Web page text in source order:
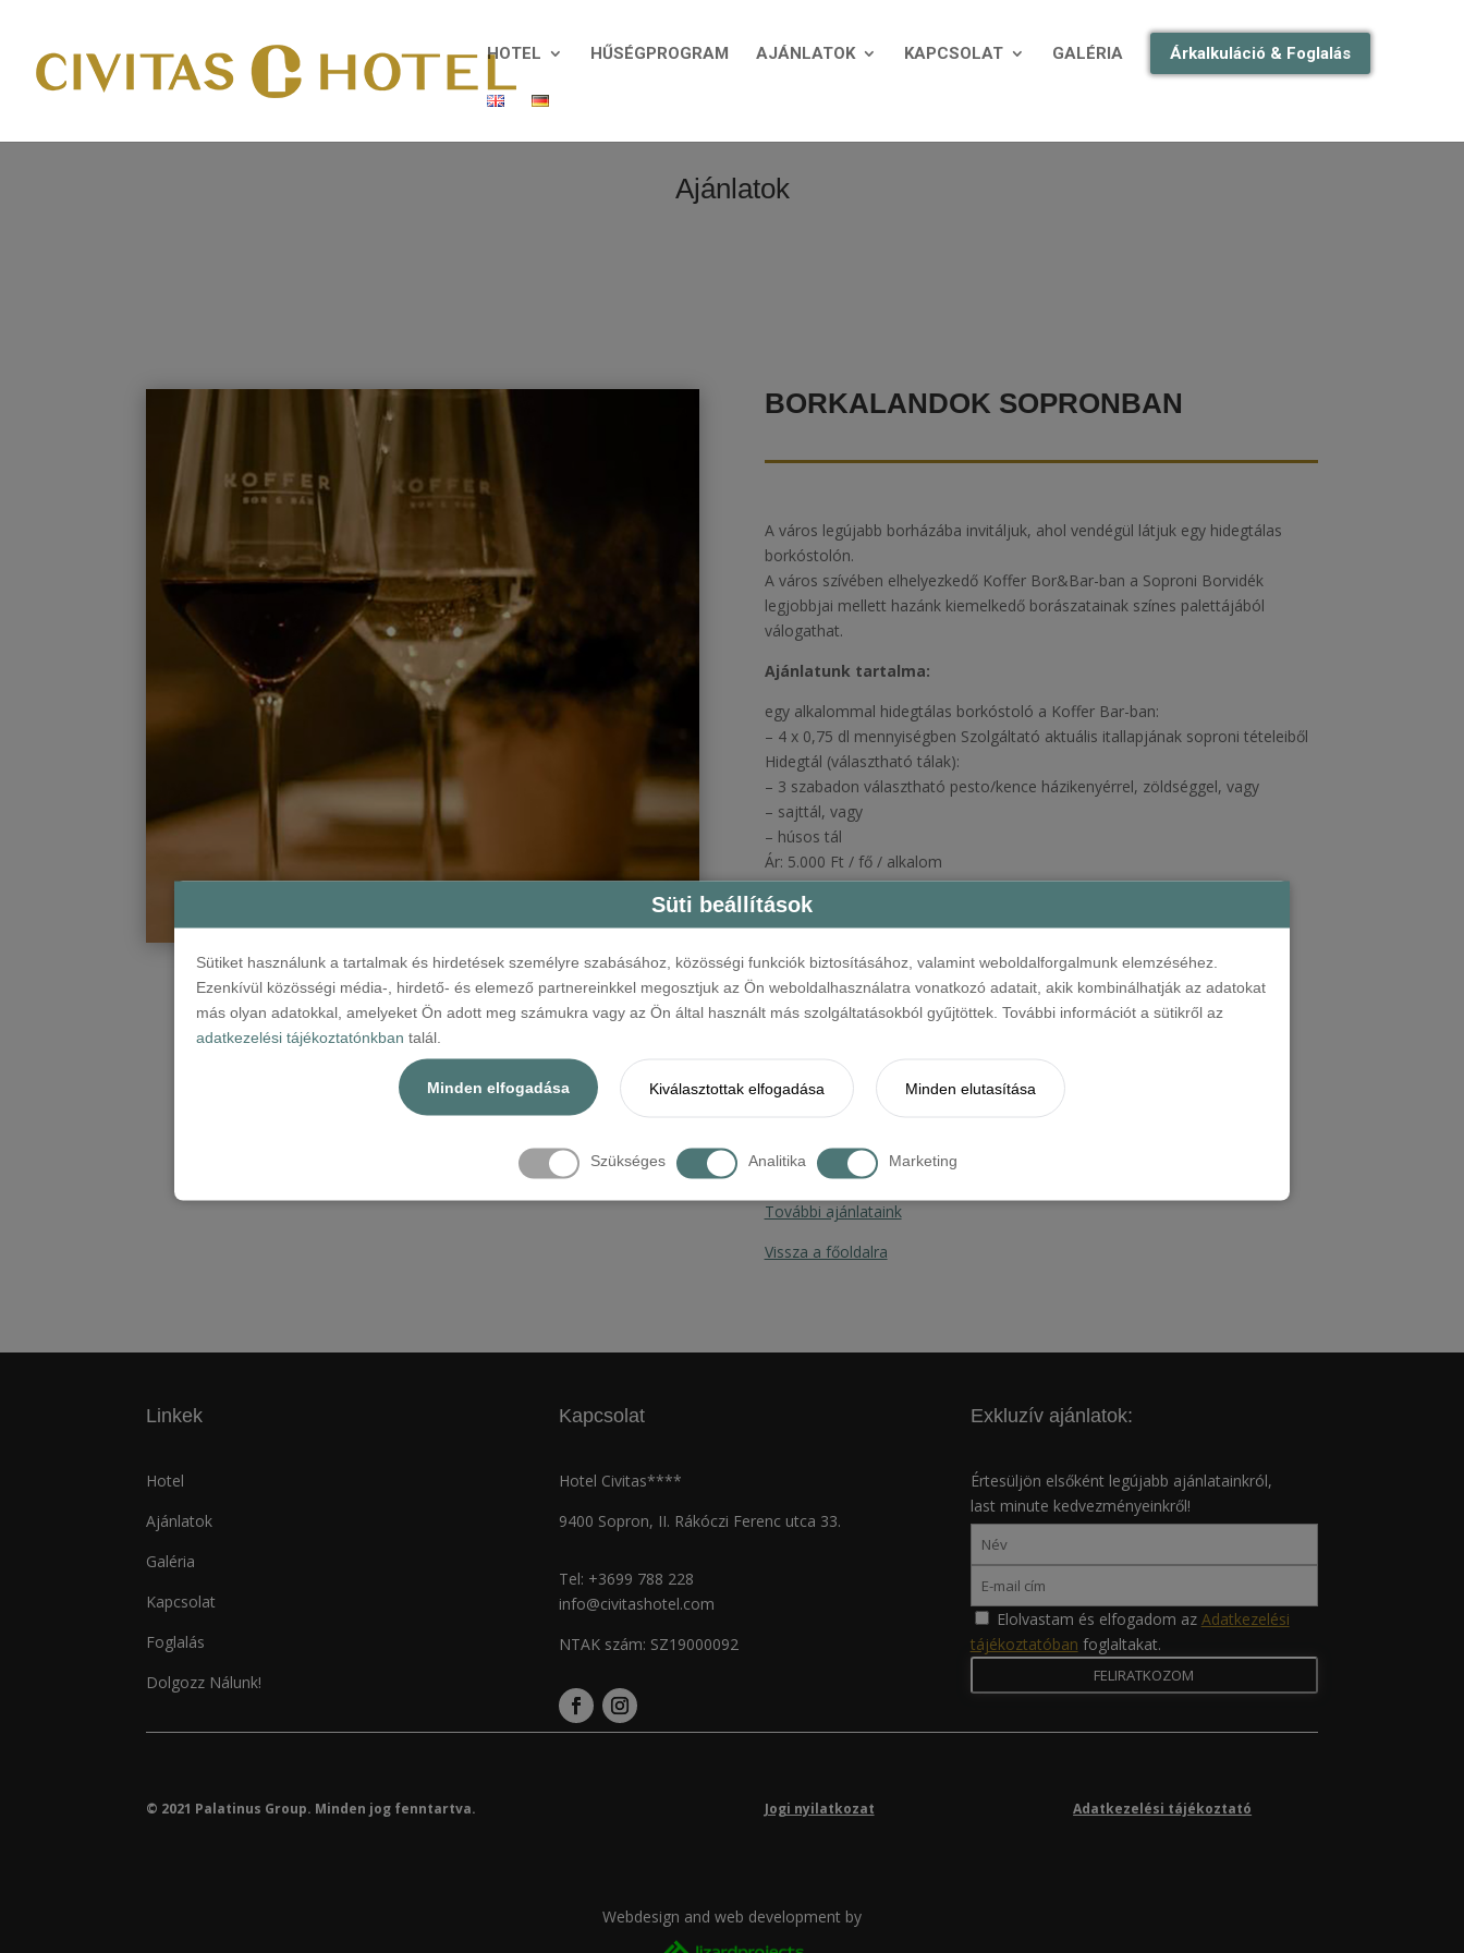
Süti beállítások
Sütiket használunk a tartalmak és hirdetések személyre szabásához, közösségi funkciók biztosításához, valamint weboldalforgalmunk elemzéséhez.
Ezenkívül közösségi média-, hirdető- és elemező partnereinkkel megosztjuk az Ön weboldalhasználatra vonatkozó adatait, akik kombinálhatják az adatokat
más olyan adatokkal, amelyeket Ön adott meg számukra vagy az Ön által használt más szolgáltatásokból gyűjtöttek. További információt a sütikről az
adatkezelési tájékoztatónkban talál.
Minden elfogadása Kiválasztottak elfogadása Minden elutasítása
Szükséges Analitika Marketing
HOTEL HŰSÉGPROGRAM AJÁNLATOK KAPCSOLAT GALÉRIA Árkalkuláció & Foglalás
Ajánlatok
BORKALANDOK SOPRONBAN
A város legújabb borházába invitáljuk, ahol vendégül látjuk egy hidegtálas
borkóstolón.
A város szívében elhelyezkedő Koffer Bor&Bar-ban a Soproni Borvidék
legjobbjai mellett hazánk kiemelkedő borászatainak színes palettájából
válogathat.
Ajánlatunk tartalma:
egy alkalommal hidegtálas borkóstoló a Koffer Bar-ban:
– 4 x 0,75 dl mennyiségben Szolgáltató aktuális itallapjának soproni tételeiből
Hidegtál (választható tálak):
– 3 szabadon választható pesto/kence házikenyérrel, zöldséggel, vagy
– sajttál, vagy
– húsos tál
Ár: 5.000 Ft / fő / alkalom
A szolgáltatás lefoglalásához kattintson az alábbi gombra, adja meg a
dátumot és a szobatípust, majd válassza ki aProgramok Sopronban és
környékén
című szolgáltatások közül!
Weboldalunkon garantáltan a legkedvezőbb árat találja!
ÁRAJÁNLATKÉRÉS
ÁRKALKULÁCIÓ & ONLINE FOGLALÁS
További ajánlataink
Vissza a főoldalra
Linkek
Hotel
Ajánlatok
Galéria
Kapcsolat
Foglalás
Dolgozz Nálunk!
Kapcsolat
Hotel Civitas****
9400 Sopron, II. Rákóczi Ferenc utca 33.
Tel: +3699 788 228
info@civitashotel.com
NTAK szám: SZ19000092
Exkluzív ajánlatok:
Értesüljön elsőként legújabb ajánlatainkról,
last minute kedvezményeinkről!
Elolvastam és elfogadom az Adatkezelési
tájékoztatóban foglaltakat.
© 2021 Palatinus Group. Minden jog fenntartva. Jogi nyilatkozat Adatkezelési tájékoztató
Webdesign and web development by